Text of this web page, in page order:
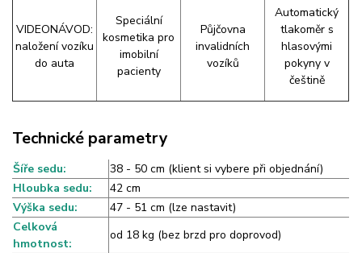
VIDEONÁVOD:
naložení vozíku
do auta
Speciální
kosmetika pro
imobilní
pacienty
Půjčovna
invalidních
vozíků
Automatický
tlakoměr s
hlasovými
pokyny v
češtině
Technické parametry
Šíře sedu:
38 - 50 cm (klient si vybere při objednání)
Hloubka sedu:
42 cm
Výška sedu:
47 - 51 cm (lze nastavit)
Celková
hmotnost:
od 18 kg (bez brzd pro doprovod)